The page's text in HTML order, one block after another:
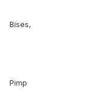
Bises,
Pimp